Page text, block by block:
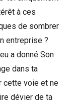
à ces
de sombrer
entreprise ?
a donné Son
dans ta
cette voie et ne
dévier de ta